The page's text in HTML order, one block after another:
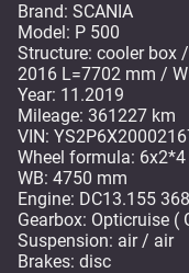
Brand: SCANIA
Model: P 500
Structure: cooler box
2016 L=7702 mm /
Year: 11.2019
Mileage: 361227 km
VIN:
Wheel formula: 6x2*4
WB: 4750 mm
Engine: DC13.155
Gearbox: Opticruise (
Suspension: air / air
Brakes: disc